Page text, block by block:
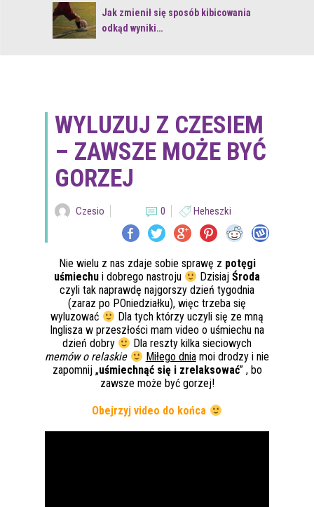
Jak zmienił się sposób kibicowania
odkąd wyniki…
WYLUZUJ Z CZESIEM
– ZAWSZE MOŻE BYĆ
GORZEJ
Czesio 0 Heheszki
Nie wielu z nas zdaje sobie sprawę z potęgi
uśmiechui dobrego nastroju DzisiajŚroda
czyli tak naprawdę najgorszy dzień tygodnia
(zaraz po POniedziałku), więc trzeba się
wyluzować
Dla tych którzy uczyli się ze mną
Inglisza w przeszłości mam video o uśmiechu na
dzień dobry
Dla reszty kilka sieciowych
memów o relaskie
Miłego dniamoi drodzy i nie
zapomnij „uśmiechnąć się i zrelaksować” , bo
zawsze może być gorzej!
Obejrzyj video do końca